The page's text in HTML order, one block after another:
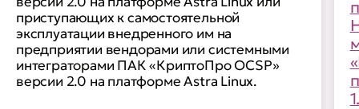
приступающих к самостоятельной
эксплуатации внедренного им на
предприятии вендорами или системными
интеграторами ПАК «КриптоПро OCSP»
версии 2.0 на платформе Astra Linux.